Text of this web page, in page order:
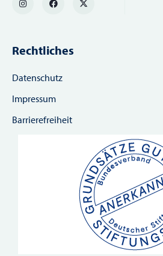
Rechtliches
Datenschutz
Impressum
Barrierefreiheit